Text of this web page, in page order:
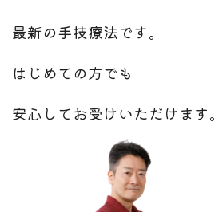
最新の手技療法です。
はじめての方でも
安心してお受けいただけます。